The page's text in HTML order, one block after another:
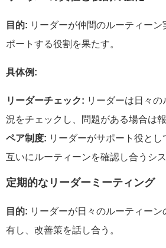
目的: リーダーが仲間のルーティー
ポートする役割を果たす。
具体例:
リーダーチェック: リーダーは日々
況をチェックし、問題がある場合は報
ペア制度: リーダーがサポート役とし
互いにルーティーンを確認し合うシ
定期的なリーダーミーティング
目的: リーダーが日々のルーティー
有し、改善策を話し合う。